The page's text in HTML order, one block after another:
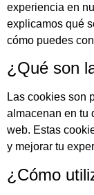
experiencia en
explicamos qué
cómo puedes
¿Qué son
Las cookies son
almacenan en tu
web. Estas
y mejorar tu
¿Cómo